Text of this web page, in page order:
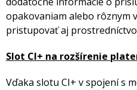
opakovaniam alebo rôznym
pristupovať aj
Slot CI+ na rozšírenie
Vďaka slotu CI+ v spojení s